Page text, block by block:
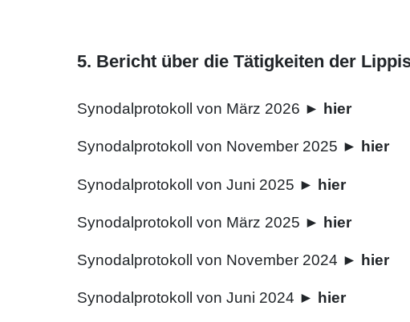
5. Bericht über die Tätigkeiten der
Synodalprotokoll von März 2026 ► hier
Synodalprotokoll von November 2025 ► hier
Synodalprotokoll von Juni 2025 ► hier
Synodalprotokoll von März 2025 ► hier
Synodalprotokoll von November 2024 ► hier
Synodalprotokoll von Juni 2024 ► hier